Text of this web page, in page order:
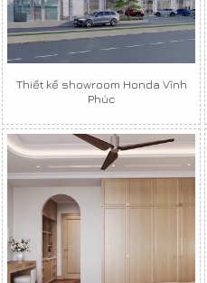
Thiết kế showroom Honda Vĩnh
Phúc